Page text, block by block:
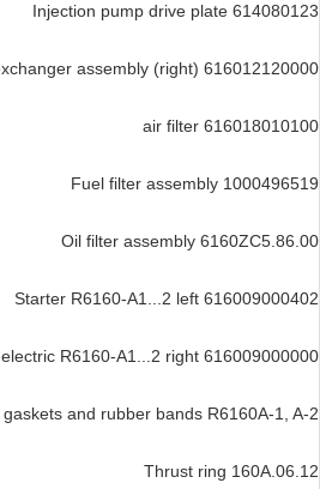
Injection pump drive plate 614080123
assembly (right) 616012120000
air filter 616018010100
Fuel filter assembly 1000496519
Oil filter assembly 6160ZC5.86.00
Starter R6160-A1...2 left 616009000402
R6160-A1...2 right 616009000000
and rubber bands R6160A-1, A-2
Thrust ring 160A.06.12